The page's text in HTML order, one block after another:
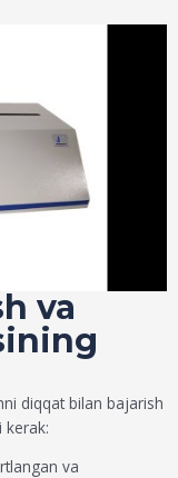
va
diqqat bilan bajarish
kerak:
va